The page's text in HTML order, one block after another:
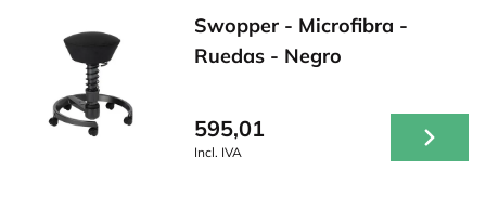
Swopper - Microfibra -
Ruedas - Negro
595,01
Incl. IVA